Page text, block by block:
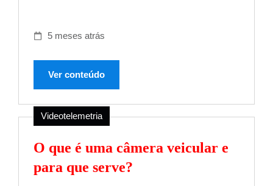
5 meses atrás
Ver conteúdo
Videotelemetria
O que é uma câmera veicular e
para que serve?